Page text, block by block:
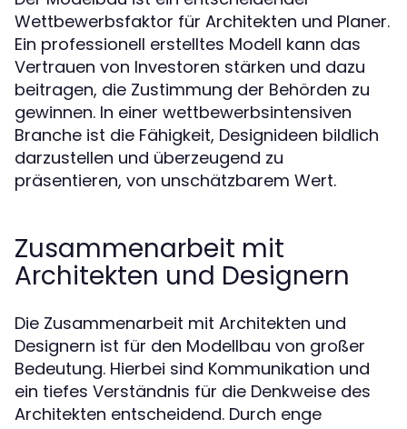
Wettbewerbsfaktor für Architekten und Planer.
Ein professionell erstelltes Modell kann das
Vertrauen von Investoren stärken und dazu
beitragen, die Zustimmung der Behörden zu
gewinnen. In einer wettbewerbsintensiven
Branche ist die Fähigkeit, Designideen bildlich
darzustellen und überzeugend zu
präsentieren, von unschätzbarem Wert.
Zusammenarbeit mit
Architekten und Designern
Die Zusammenarbeit mit Architekten und
Designern ist für den Modellbau von großer
Bedeutung. Hierbei sind Kommunikation und
ein tiefes Verständnis für die Denkweise des
Architekten entscheidend. Durch enge